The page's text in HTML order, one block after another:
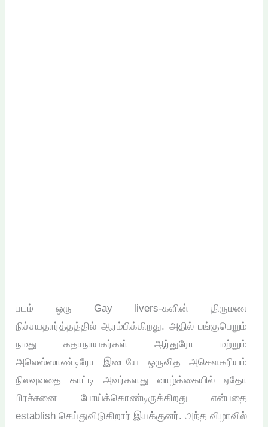
படம் ஒரு Gay livers-களின் திருமண
நிச்சயதார்த்தத்தில் ஆரம்பிக்கிறது. அதில் பங்குபெறும்
நமது கதாநாயகர்கள் ஆர்துரோ மற்றும்
அலெஸ்ஸாண்டிரோ இடையே ஒருவித அசௌகரியம்
நிலவுவதை காட்டி அவர்களது வாழ்க்கையில் ஏதோ
பிரச்சனை போய்க்கொண்டிருக்கிறது என்பதை
establish செய்துவிடுகிறார் இயக்குனர். அந்த விழாவில்